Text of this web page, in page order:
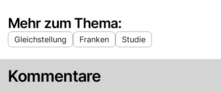
Mehr zum Thema:
Gleichstellung Franken Studie
Kommentare